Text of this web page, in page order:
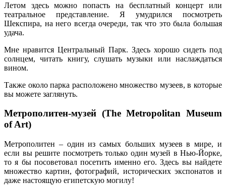
Летом здесь можно попасть на бесплатный концерт или
театральное представление. Я умудрился посмотреть
Шекспира, на него всегда очереди, так что это была большая
удача.
Мне нравится Центральный Парк. Здесь хорошо сидеть под
солнцем, читать книгу, слушать музыки или наслаждаться
вином.
Также около парка расположено множество музеев, в которые
вы можете заглянуть.
Метрополитен-музей (The Metropolitan Museum
of Art)
Метрополитен – один из самых больших музеев в мире, и
если вы решите посмотреть только один музей в Нью-Йорке,
то я бы посоветовал посетить именно его. Здесь вы найдете
множество картин, фотографий, исторических экспонатов и
даже настоящую египетскую могилу!